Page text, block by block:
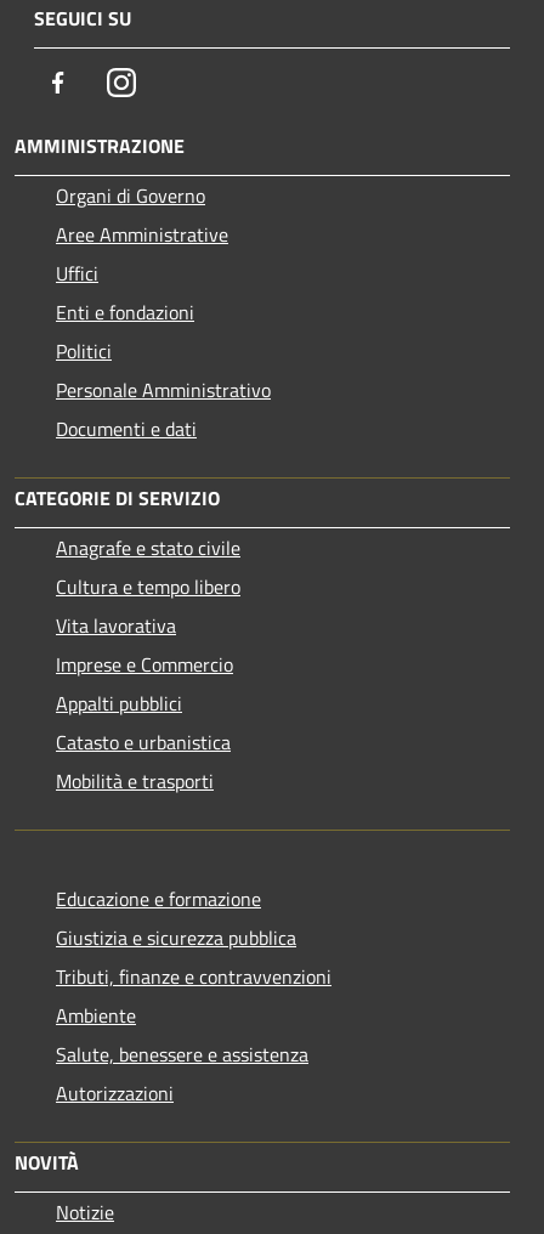
SEGUICI SU
FacebookInstagram
AMMINISTRAZIONE
Organi di Governo
Aree Amministrative
Uffici
Enti e fondazioni
Politici
Personale Amministrativo
Documenti e dati
CATEGORIE DI SERVIZIO
Anagrafe e stato civile
Cultura e tempo libero
Vita lavorativa
Imprese e Commercio
Appalti pubblici
Catasto e urbanistica
Mobilità e trasporti
Educazione e formazione
Giustizia e sicurezza pubblica
Tributi, finanze e contravvenzioni
Ambiente
Salute, benessere e assistenza
Autorizzazioni
NOVITÀ
Notizie